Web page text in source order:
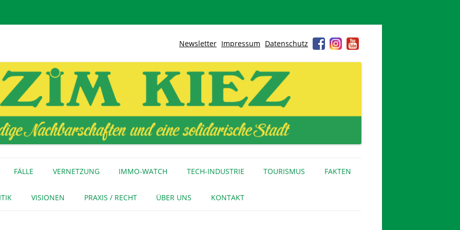
Newsletter Impressum Datenschutz
Inhalt
springen
MEDIENECHO
FÄLLE
GEWERBE
VERNETZUNG
INITIATIVEN
IMMO-WATCH TECH-INDUSTRIE TOURISMUS FAKTEN
VISIONEN PRAXIS / RECHT ÜBER UNS KONTAKT